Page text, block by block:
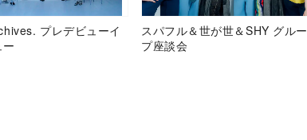
プレデビューイ
スパフル＆世が世＆SHY グルー
プ座談会